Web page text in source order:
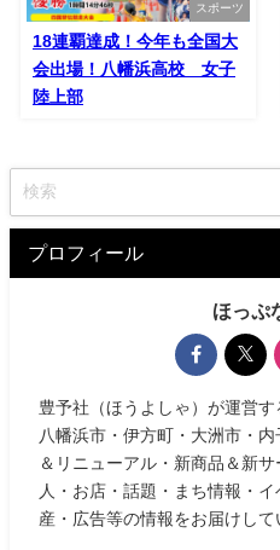
スポーツ
18連覇達成！今年も全国大
会出場！八幡浜高校 女子
陸上部
プロフィール
ほっぷ
豊予社（ほうよしゃ）が運営す
八幡浜市・伊方町・大洲市・
＆リニューアル・新商品＆新サ
人・お店・話題・まち情報・
産・広告等の情報をお届けして